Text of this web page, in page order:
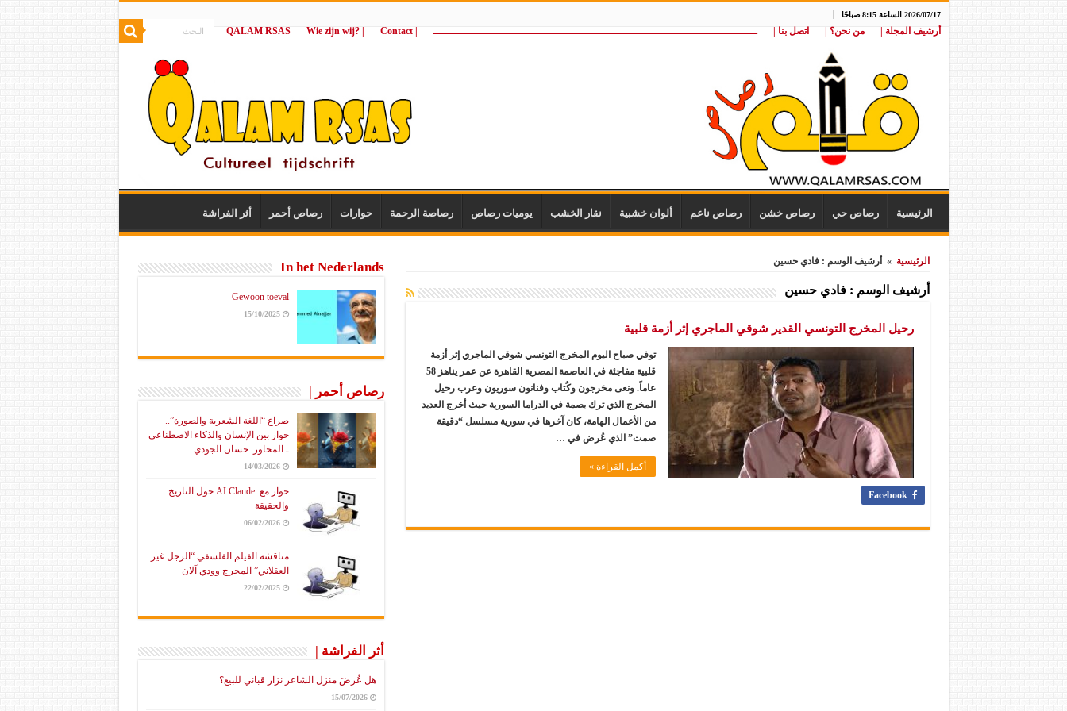
2026/07/17 الساعة 8:15 صباحًا
أرشيف المجلة | من نحن؟ | اتصل بنا | ــــــــــــــــــــــــــــــــــــــــــــــــــــــــــــــــــــــــــــــــــــــــــــــــــــــ | Contact
| ?Wie zijn wij
QALAM RSAS
الرئيسية رصاص حي رصاص خشن رصاص ناعم ألوان خشبية نقار الخشب يوميات رصاص رصاصة الرحمة حوارات رصاص أحمر أثر الفراشة
الرئيسية » أرشيف الوسم : فادي حسين
أرشيف الوسم :فادي حسين
رحيل المخرج التونسي القدير شوقي الماجري إثر أزمة قلبية
توفي صباح اليوم المخرج التونسي شوقي الماجري إثر أزمة
قلبية مفاجئة في العاصمة المصرية القاهرة عن عمر يناهز 58
عاماً. ونعى مخرجون وكُتاب وفنانون سوريون وعرب رحيل
المخرج الذي ترك بصمة في الدراما السورية حيث أخرج العديد
من الأعمال الهامة، كان آخرها في سورية مسلسل “دقيقة
صمت” الذي عُرض في …
أكمل القراءة »
Facebook
In het Nederlands
Gewoon toeval
15/10/2025
رصاص أحمر |
صراع “اللغة الشعرية والصورة”..
حوار بين الإنسان والذكاء الاصطناعي
ـ المحاور: حسان الجودي
14/03/2026
حوار مع AI Claude حول التاريخ
والحقيقة
06/02/2026
مناقشة الفيلم الفلسفي “الرجل غير
العقلاني” المخرج وودي آلان
22/02/2025
أثر الفراشة |
هل عُرضَ منزل الشاعر نزار قباني للبيع؟
15/07/2026